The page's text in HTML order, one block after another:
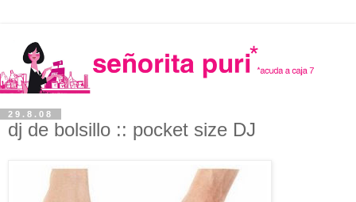
29.8.08
dj de bolsillo :: pocket size DJ